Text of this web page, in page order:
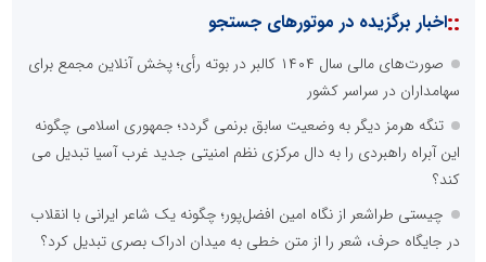
::اخبار برگزیده در موتورهای جستجو
صورت‌های مالی سال ۱۴۰۴ کالبر در بوته رأی؛ پخش آنلاین مجمع برای
سهامداران در سراسر کشور
تنگه هرمز دیگر به وضعیت سابق برنمی گردد؛ جمهوری اسلامی چگونه
این آبراه راهبردی را به دال مرکزی نظم امنیتی جدید غرب آسیا تبدیل می
کند؟
چیستی طراشعر از نگاه امین افضل‌پور؛ چگونه یک شاعر ایرانی با انقلاب
در جایگاه حرف، شعر را از متن خطی به میدان ادراک بصری تبدیل کرد؟